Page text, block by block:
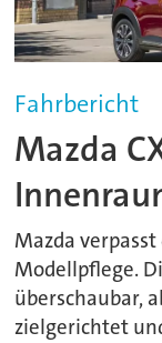
Fahrbericht
Mazda
Mazda verpasst
Modellpflege.
überschaubar,
zielgerichtet